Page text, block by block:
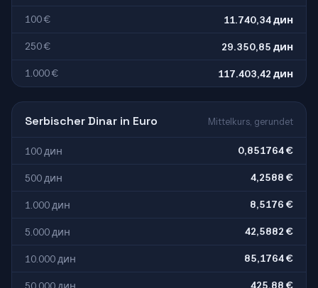
100 € 11.740,34 дин
250 € 29.350,85 дин
1.000 € 117.403,42 дин
Serbischer Dinar in Euro Mittelkurs, gerundet
100 дин 0,851764 €
500 дин 4,2588 €
1.000 дин 8,5176 €
5.000 дин 42,5882 €
10.000 дин 85,1764 €
425,88 €